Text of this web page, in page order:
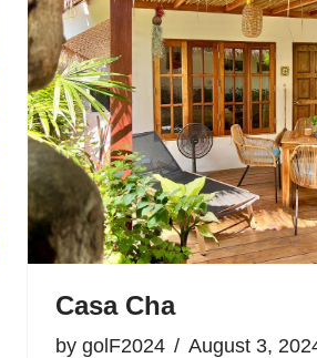
Casa Cha
by golF2024 August 3,